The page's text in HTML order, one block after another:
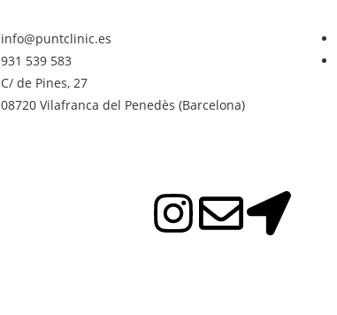
info@puntclinic.es
931 539 583
C/ de Pines, 27
08720 Vilafranca del Penedès (Barcelona)